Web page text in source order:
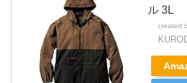
ル 3L
created